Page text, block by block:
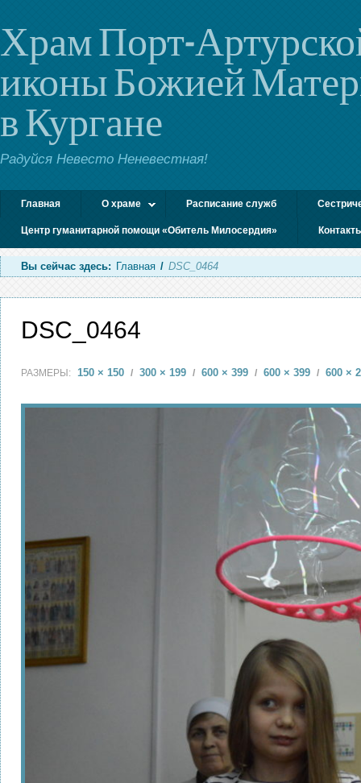
Храм Порт-
иконы Божией
в Кургане
Радуйся Невесто Неневестная!
Главная О храме Расписание служб
Центр гуманитарной помощи «Обитель Милосердия»
Вы сейчас здесь: Главная / DSC_0464
DSC_0464
РАЗМЕРЫ: 150 × 150 / 300 × 199 / 600 × 399 / 600 × 399 / 600 ×